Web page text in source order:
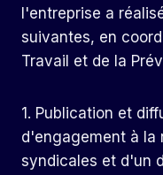
l'entreprise a
suivantes, en
Travail et de la
1. Publication et
d'engagement à la
syndicales et d'un